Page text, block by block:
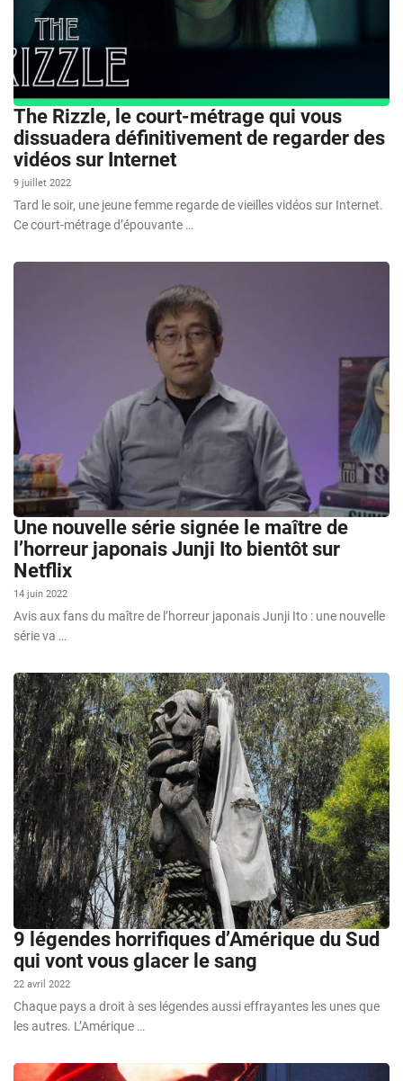
The Rizzle, le court-métrage qui vous
dissuadera définitivement de regarder des
vidéos sur Internet
9 juillet 2022
Tard le soir, une jeune femme regarde de vieilles vidéos sur Internet.
Ce court-métrage d’épouvante …
Une nouvelle série signée le maître de
l’horreur japonais Junji Ito bientôt sur
Netflix
14 juin 2022
Avis aux fans du maître de l’horreur japonais Junji Ito : une nouvelle
série va …
9 légendes horrifiques d’Amérique du Sud
qui vont vous glacer le sang
22 avril 2022
Chaque pays a droit à ses légendes aussi effrayantes les unes que
les autres. L’Amérique …